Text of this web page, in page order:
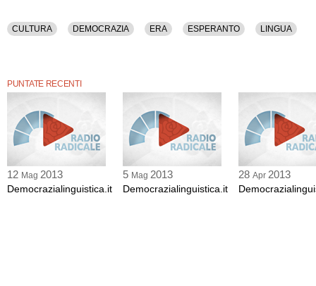
CULTURA DEMOCRAZIA ERA ESPERANTO LINGUA
PUNTATE RECENTI
12 Mag 2013
Democrazialinguistica.it
5 Mag 2013
Democrazialinguistica.it
28 Apr 2013